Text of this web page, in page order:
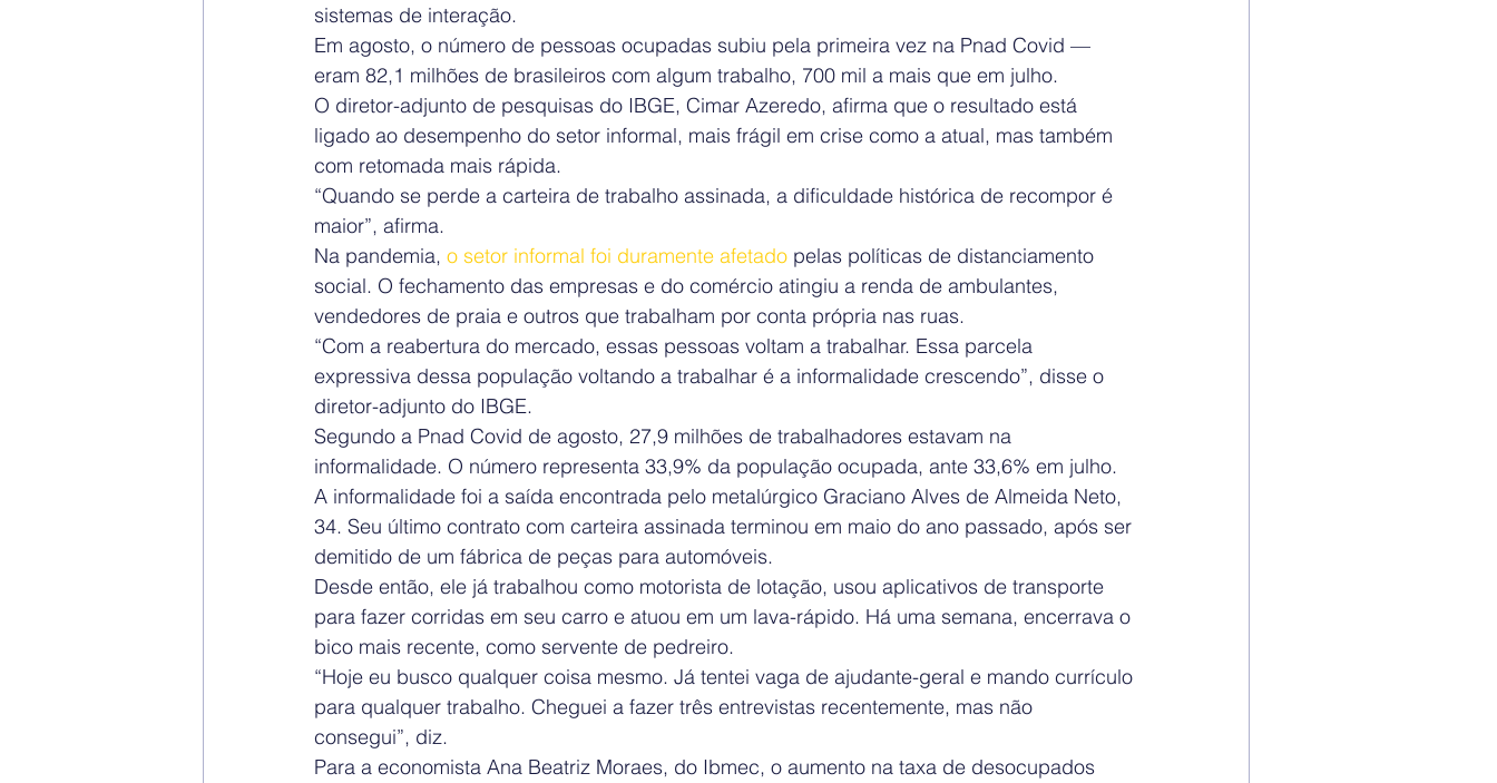
sistemas de interação.
Em agosto, o número de pessoas ocupadas subiu pela primeira vez na Pnad Covid —
eram 82,1 milhões de brasileiros com algum trabalho, 700 mil a mais que em julho.
O diretor-adjunto de pesquisas do IBGE, Cimar Azeredo, afirma que o resultado está
ligado ao desempenho do setor informal, mais frágil em crise como a atual, mas também
com retomada mais rápida.
“Quando se perde a carteira de trabalho assinada, a dificuldade histórica de recompor é
maior”, afirma.
Na pandemia, o setor informal foi duramente afetado pelas políticas de distanciamento
social. O fechamento das empresas e do comércio atingiu a renda de ambulantes,
vendedores de praia e outros que trabalham por conta própria nas ruas.
“Com a reabertura do mercado, essas pessoas voltam a trabalhar. Essa parcela
expressiva dessa população voltando a trabalhar é a informalidade crescendo”, disse o
diretor-adjunto do IBGE.
Segundo a Pnad Covid de agosto, 27,9 milhões de trabalhadores estavam na
informalidade. O número representa 33,9% da população ocupada, ante 33,6% em julho.
A informalidade foi a saída encontrada pelo metalúrgico Graciano Alves de Almeida Neto,
34. Seu último contrato com carteira assinada terminou em maio do ano passado, após ser
demitido de um fábrica de peças para automóveis.
Desde então, ele já trabalhou como motorista de lotação, usou aplicativos de transporte
para fazer corridas em seu carro e atuou em um lava-rápido. Há uma semana, encerrava o
bico mais recente, como servente de pedreiro.
“Hoje eu busco qualquer coisa mesmo. Já tentei vaga de ajudante-geral e mando currículo
para qualquer trabalho. Cheguei a fazer três entrevistas recentemente, mas não
consegui”, diz.
Para a economista Ana Beatriz Moraes, do Ibmec, o aumento na taxa de desocupados